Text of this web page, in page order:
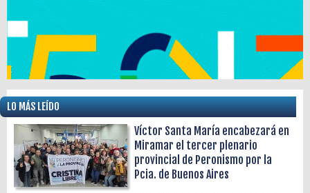
LO MÁS LEÍDO
Víctor Santa María encabezará en
Miramar el tercer plenario
provincial de Peronismo por la
Pcia. de Buenos Aires